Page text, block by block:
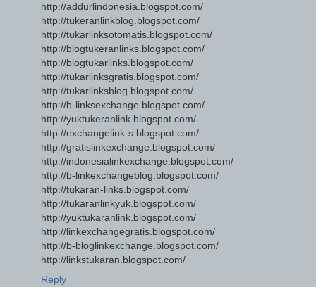
http://addurlindonesia.blogspot.com/
http://tukeranlinkblog.blogspot.com/
http://tukarlinksotomatis.blogspot.com/
http://blogtukeranlinks.blogspot.com/
http://blogtukarlinks.blogspot.com/
http://tukarlinksgratis.blogspot.com/
http://tukarlinksblog.blogspot.com/
http://b-linksexchange.blogspot.com/
http://yuktukeranlink.blogspot.com/
http://exchangelink-s.blogspot.com/
http://gratislinkexchange.blogspot.com/
http://indonesialinkexchange.blogspot.com/
http://b-linkexchangeblog.blogspot.com/
http://tukaran-links.blogspot.com/
http://tukaranlinkyuk.blogspot.com/
http://yuktukaranlink.blogspot.com/
http://linkexchangegratis.blogspot.com/
http://b-bloglinkexchange.blogspot.com/
http://linkstukaran.blogspot.com/
Reply